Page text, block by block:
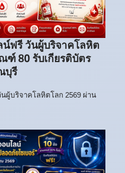
น์ฟรี วันผู้บริจาคโลหิต
ฑ์ 80 รับเกียรติบัตร
บุรี
ผู้บริจาคโลหิตโลก 2569 ผ่าน